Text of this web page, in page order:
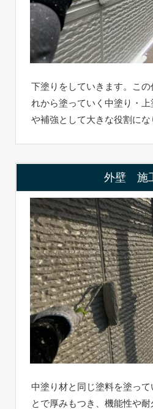
下塗りをしていきます。この
れから塗っていく中塗り・
や補強として大きな役割にな
外壁 施
中塗り材と同じ塗料を塗って
とで厚みもつき、機能性や